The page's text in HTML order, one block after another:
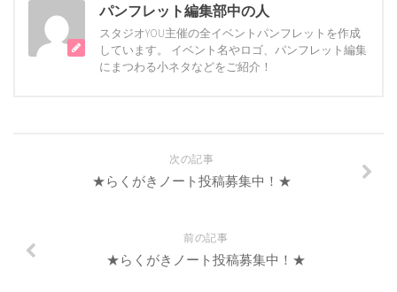
パンフレット編集部中の人
スタジオYOU主催の全イベントパンフレットを作成
しています。 イベント名やロゴ、パンフレット編集
にまつわる小ネタなどをご紹介！
次の記事
★らくがきノート投稿募集中！★
前の記事
★らくがきノート投稿募集中！★